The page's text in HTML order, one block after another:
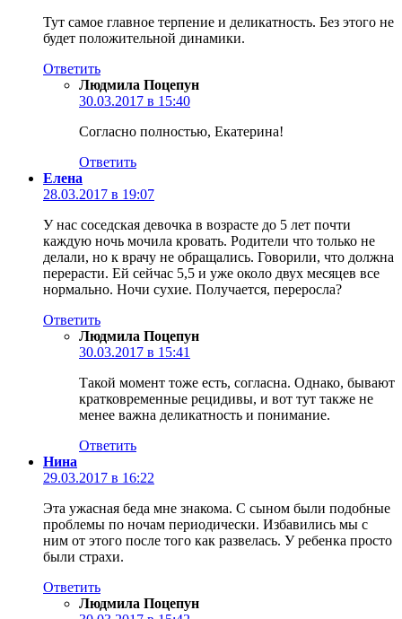
Тут самое главное терпение и деликатность. Без этого не
будет положительной динамики.
Ответить
Людмила Поцепун
30.03.2017 в 15:40
Согласно полностью, Екатерина!
Ответить
Елена
28.03.2017 в 19:07
У нас соседская девочка в возрасте до 5 лет почти
каждую ночь мочила кровать. Родители что только не
делали, но к врачу не обращались. Говорили, что должна
перерасти. Ей сейчас 5,5 и уже около двух месяцев все
нормально. Ночи сухие. Получается, переросла?
Ответить
Людмила Поцепун
30.03.2017 в 15:41
Такой момент тоже есть, согласна. Однако, бывают
кратковременные рецидивы, и вот тут также не
менее важна деликатность и понимание.
Ответить
Нина
29.03.2017 в 16:22
Эта ужасная беда мне знакома. С сыном были подобные
проблемы по ночам периодически. Избавились мы с
ним от этого после того как развелась. У ребенка просто
были страхи.
Ответить
Людмила Поцепун